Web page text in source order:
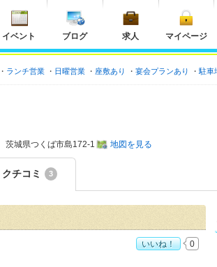
イベント ブログ 求人 マイページ
ランチ営業 日曜営業 座敷あり 宴会プランあり 駐車
茨城県つくば市島172-1 地図を見る
クチコミ 3
いいね！ 0